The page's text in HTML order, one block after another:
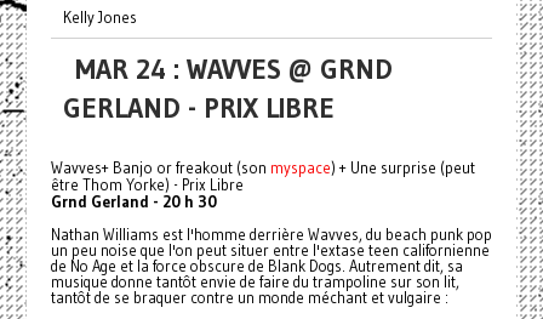
Kelly Jones
MAR 24 : WAVVES @ GRND
GERLAND - PRIX LIBRE
Wavves+ Banjo or freakout (son myspace) + Une surprise (peut
être Thom Yorke) - Prix Libre
Grnd Gerland - 20 h 30
Nathan Williams est l'homme derrière Wavves, du beach punk pop
un peu noise que l'on peut situer entre l'extase teen californienne
de No Age et la force obscure de Blank Dogs. Autrement dit, sa
musique donne tantôt envie de faire du trampoline sur son lit,
tantôt de se braquer contre un monde méchant et vulgaire :